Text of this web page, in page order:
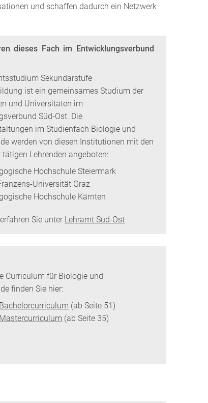
und schaffen dadurch ein Netzwerk
dieses Fach im Entwicklungsverbund
Sekundarstufe
ist ein gemeinsames Studium der
und Universitäten im
Süd-Ost. Die
im Studienfach Biologie und
werden von diesen Institutionen mit den
Lehrenden angeboten:
Hochschule Steiermark
Universität Graz
Hochschule Kärnten
Sie unter Lehramt Süd-Ost
Curriculum für Biologie und
finden Sie hier:
(ab Seite 51)
(ab Seite 35)